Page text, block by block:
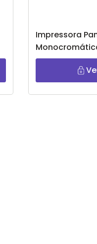
Impressora
Branco